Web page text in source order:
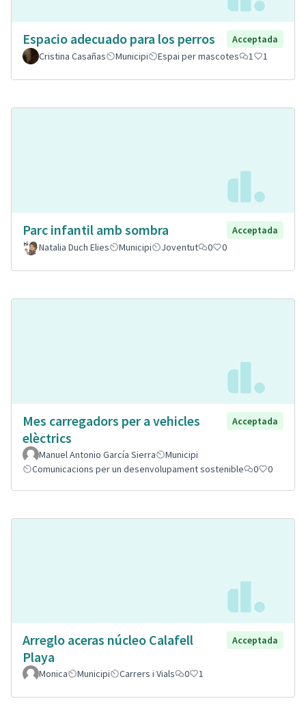
Espacio adecuado para los perros
Acceptada
Cristina Casañas
Municipi Espai per mascotes 1 1
Parc infantil amb sombra
Acceptada
Natalia Duch Elies
Municipi Joventut 0 0
Mes carregadors per a vehicles
elèctrics
Acceptada
Manuel Antonio García Sierra
Municipi
Comunicacions per un desenvolupament sostenible
0 0
Arreglo aceras núcleo Calafell
Playa
Acceptada
Monica Municipi Carrers i Vials 0 1